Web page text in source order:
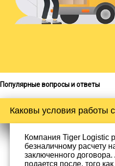
Популярные вопросы и ответы
Каковы условия работы
Компания Tiger Logistic
безналичному расчету
заключенного
подается после, того